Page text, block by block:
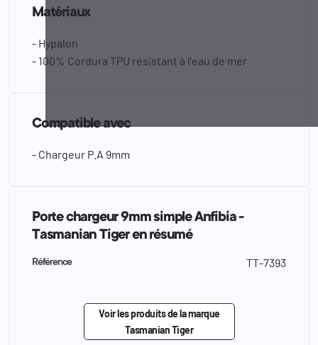
Matériaux
- Hypalon
- 100% Cordura TPU résistant à l'eau de mer
Compatible avec
- Chargeur P.A 9mm
Porte chargeur 9mm simple Anfibia -
Tasmanian Tiger en résumé
Référence TT-7393
Voir les produits de la marque
Tasmanian Tiger